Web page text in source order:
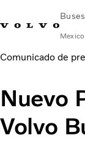
Buses
Mexico
Cambiar país
AUTOBUSES
AUTOBUSES
Servicios
Comunicado de
Nuevo
Volvo